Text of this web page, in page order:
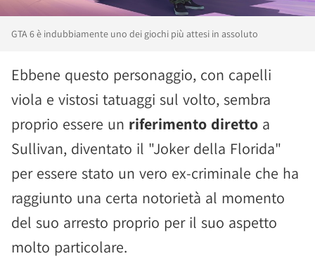
GTA 6 è indubbiamente uno dei giochi più attesi in assoluto
Ebbene questo personaggio, con capelli
viola e vistosi tatuaggi sul volto, sembra
proprio essere un riferimento diretto a
Sullivan, diventato il "Joker della Florida"
per essere stato un vero ex-criminale che ha
raggiunto una certa notorietà al momento
del suo arresto proprio per il suo aspetto
molto particolare.